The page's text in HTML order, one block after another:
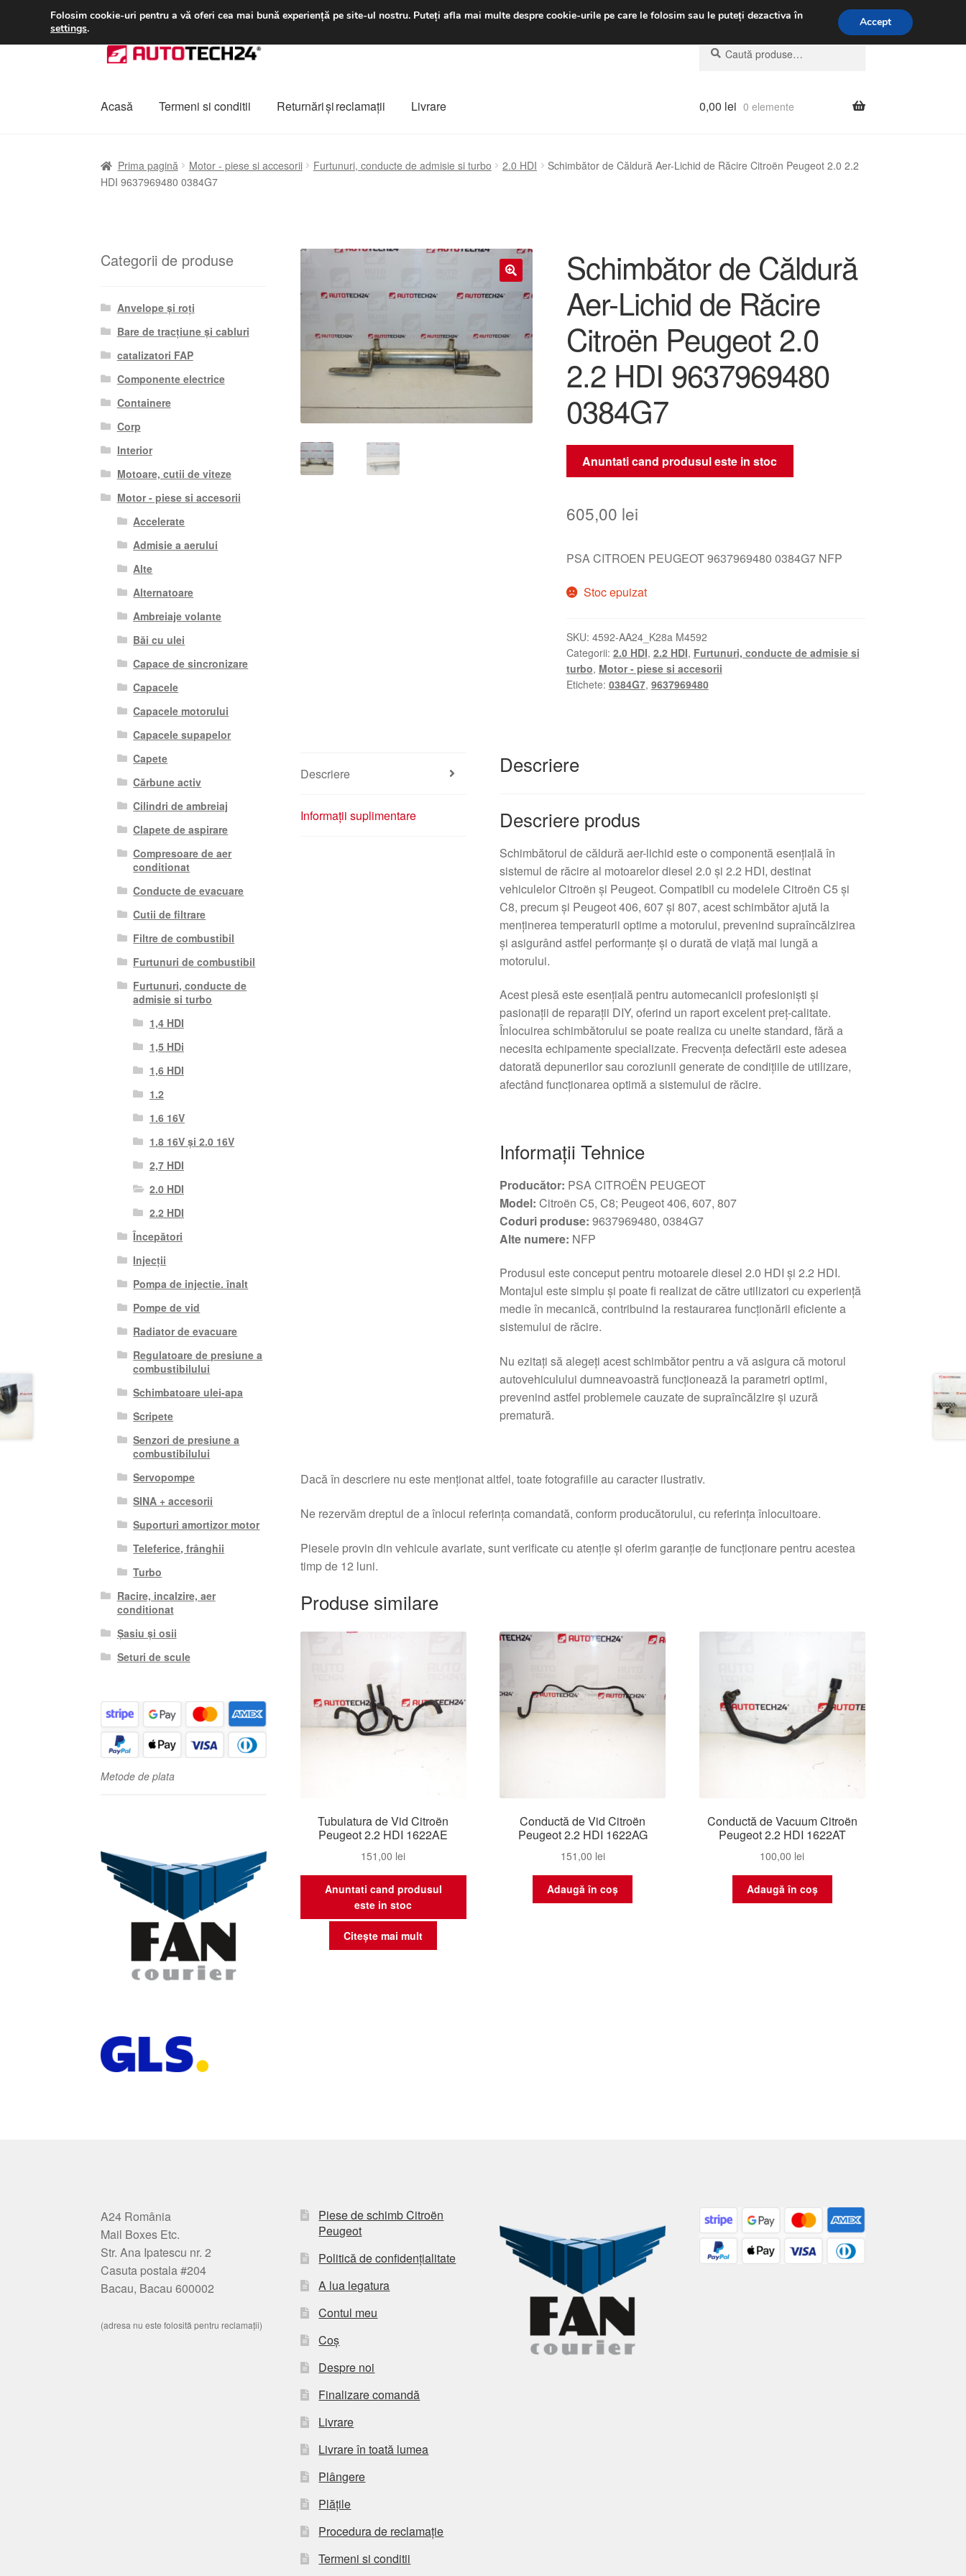
LIVRARE de la 33 lei luni-vineri 9 a.m. - 4 p.m.031 229 6816
Sari
la
Sari
la
Caută
după:
Caută
Acasă Termeni si conditii Returnări şi reclamații Livrare
PlângerePlățilePolitică de confidențialitate
0,00 lei 0 elemente
Prima pagină Motor - piese si accesorii Furtunuri, conducte de admisie si turbo 2.0 HDI
Schimbător de Căldură Aer-Lichid de Răcire Citroën Peugeot 2.0 2.2
HDI 9637969480 0384G7
Schimbător de Căldură
Aer-Lichid de Răcire
Citroën Peugeot 2.0
2.2 HDI 9637969480
0384G7
Anuntati cand produsul este in stoc
605,00 lei
PSA CITROEN PEUGEOT 9637969480 0384G7 NFP
Stoc epuizat
SKU: 4592-AA24_K28a M4592
Categorii: 2.0 HDI, 2.2 HDI, Furtunuri, conducte de admisie si
turbo, Motor - piese si accesorii
Etichete: 0384G7, 9637969480
Descriere
Informații suplimentare
Descriere
Descriere produs
Schimbătorul de căldură aer-lichid este o componentă esenţială în
sistemul de răcire al motoarelor diesel 2.0 şi 2.2 HDI, destinat
vehiculelor Citroën şi Peugeot. Compatibil cu modelele Citroën C5 şi
C8, precum şi Peugeot 406, 607 şi 807, acest schimbător ajută la
menţinerea temperaturii optime a motorului, prevenind supraîncălzirea
şi asigurând astfel performanţe şi o durată de viaţă mai lungă a
motorului.
Acest piesă este esenţială pentru automecanicii profesionişti şi
pasionaţii de reparaţii DIY, oferind un raport excelent preţ-calitate.
Înlocuirea schimbătorului se poate realiza cu unelte standard, fără a
necesita echipamente specializate. Frecvenţa defectării este adesea
datorată depunerilor sau coroziunii generate de condiţiile de utilizare,
afectând funcţionarea optimă a sistemului de răcire.
Informaţii Tehnice
Producător: PSA CITROËN PEUGEOT
Model: Citroën C5, C8; Peugeot 406, 607, 807
Coduri produse: 9637969480, 0384G7
Alte numere: NFP
Produsul este conceput pentru motoarele diesel 2.0 HDI şi 2.2 HDI.
Montajul este simplu şi poate fi realizat de către utilizatori cu experienţă
medie în mecanică, contribuind la restaurarea funcţionării eficiente a
sistemului de răcire.
Nu ezitaţi să alegeţi acest schimbător pentru a vă asigura că motorul
autovehiculului dumneavoastră funcţionează la parametri optimi,
prevenind astfel problemele cauzate de supraîncălzire şi uzură
prematură.
Dacă în descriere nu este menționat altfel, toate fotografiile au caracter ilustrativ.
Ne rezervăm dreptul de a înlocui referința comandată, conform producătorului, cu referința înlocuitoare.
Piesele provin din vehicule avariate, sunt verificate cu atenție și oferim garanție de funcționare pentru acestea
timp de 12 luni.
Produse similare
Tubulatura de Vid Citroën
Peugeot 2.2 HDI 1622AE
151,00 lei
Anuntati cand produsul
este in stoc
Citește mai mult
Conductă de Vid Citroën
Peugeot 2.2 HDI 1622AG
151,00 lei
Adaugă în coș
Conductă de Vacuum Citroën
Peugeot 2.2 HDI 1622AT
100,00 lei
Adaugă în coș
Categorii de produse
Anvelope și roți
Bare de tracțiune și cabluri
catalizatori FAP
Componente electrice
Containere
Corp
Interior
Motoare, cutii de viteze
Motor - piese si accesorii
Accelerate
Admisie a aerului
Alte
Alternatoare
Ambreiaje volante
Băi cu ulei
Capace de sincronizare
Capacele
Capacele motorului
Capacele supapelor
Capete
Cărbune activ
Cilindri de ambreiaj
Clapete de aspirare
Compresoare de aer
conditionat
Conducte de evacuare
Cutii de filtrare
Filtre de combustibil
Furtunuri de combustibil
Furtunuri, conducte de
admisie si turbo
1,4 HDI
1,5 HDi
1,6 HDI
1.2
1.6 16V
1.8 16V și 2.0 16V
2,7 HDI
2.0 HDI
2.2 HDI
Începători
Injecții
Pompa de injectie. înalt
Pompe de vid
Radiator de evacuare
Regulatoare de presiune a
combustibilului
Schimbatoare ulei-apa
Scripete
Senzori de presiune a
combustibilului
Servopompe
SINA + accesorii
Suporturi amortizor motor
Teleferice, frânghii
Turbo
Racire, incalzire, aer
conditionat
Șasiu și osii
Seturi de scule
Metode de plata
A24 România
Mail Boxes Etc.
Str. Ana Ipatescu nr. 2
Casuta postala #204
Bacau, Bacau 600002
(adresa nu este folosită pentru reclamații)
Piese de schimb Citroën
Peugeot
Politică de confidențialitate
A lua legatura
Contul meu
Coș
Despre noi
Finalizare comandă
Livrare
Livrare în toată lumea
Plângere
Plățile
Procedura de reclamație
Termeni si conditii
Folosim cookie-uri pentru a vă oferi cea mai bună experiență pe site-ul nostru. Puteți afla mai multe despre cookie-urile pe care le folosim sau le puteți dezactiva în
settings. Accept